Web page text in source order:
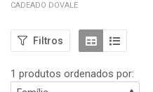
CADEADO DOVALE
Filtros
1 produtos ordenados por: